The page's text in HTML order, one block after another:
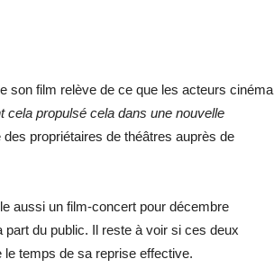
son film relève de ce que les acteurs cinéma
cela propulsé cela dans une nouvelle
propriétaires de théâtres auprès de
aussi un film-concert pour décembre
part du public. Il reste à voir si ces deux
temps de sa reprise effective.